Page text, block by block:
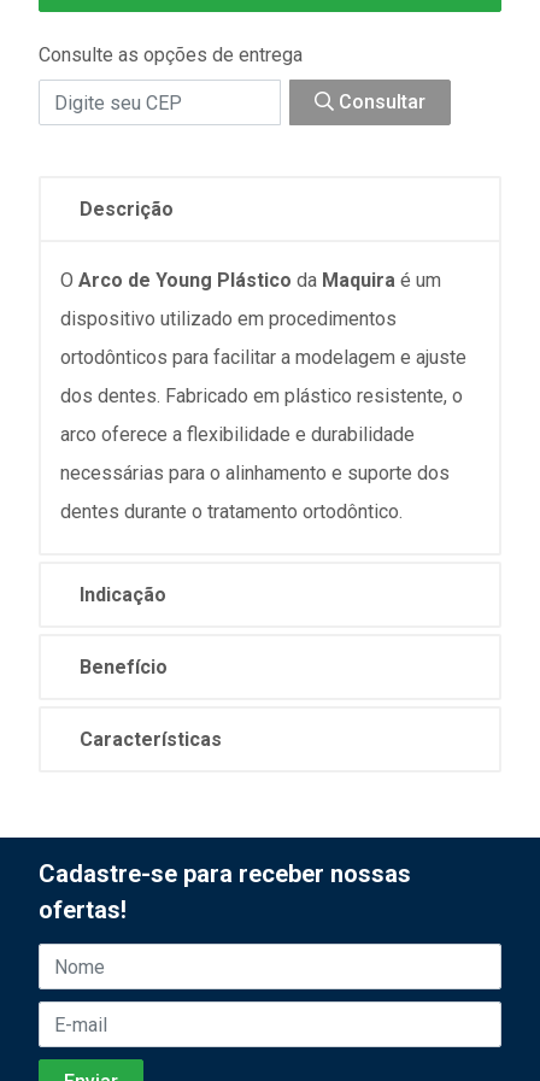
Consulte as opções de entrega
Consultar
Descrição
O Arco de Young Plástico da Maquira é um
dispositivo utilizado em procedimentos
ortodônticos para facilitar a modelagem e ajuste
dos dentes. Fabricado em plástico resistente, o
arco oferece a flexibilidade e durabilidade
necessárias para o alinhamento e suporte dos
dentes durante o tratamento ortodôntico.
Indicação
Benefício
Características
Cadastre-se para receber nossas
ofertas!